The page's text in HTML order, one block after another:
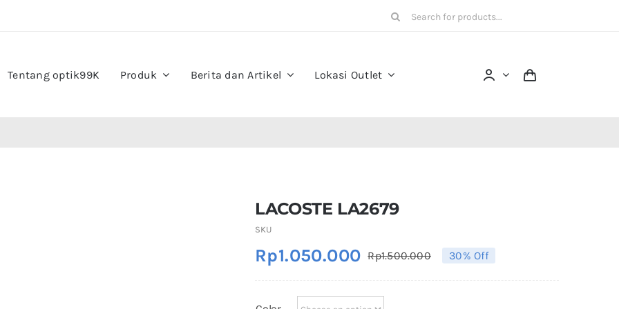
Search
Tentang optik99K Produk Berita dan Artikel Lokasi Outlet
LACOSTE LA2679
SKU
Rp1.500.000Original
Rp1.050.000
Current
30% Off